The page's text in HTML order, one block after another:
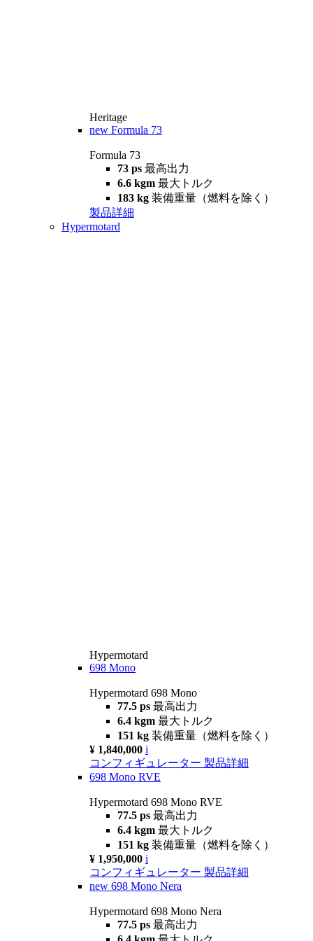
Heritage
new Formula 73
Formula 73
73 ps 最高出力
6.6 kgm 最大トルク
183 kg 装備重量（燃料を除く）
製品詳細
Hypermotard
Hypermotard
698 Mono
Hypermotard 698 Mono
77.5 ps 最高出力
6.4 kgm 最大トルク
151 kg 装備重量（燃料を除く）
¥ 1,840,000 i
コンフィギュレーター 製品詳細
698 Mono RVE
Hypermotard 698 Mono RVE
77.5 ps 最高出力
6.4 kgm 最大トルク
151 kg 装備重量（燃料を除く）
¥ 1,950,000 i
コンフィギュレーター 製品詳細
new 698 Mono Nera
Hypermotard 698 Mono Nera
77.5 ps 最高出力